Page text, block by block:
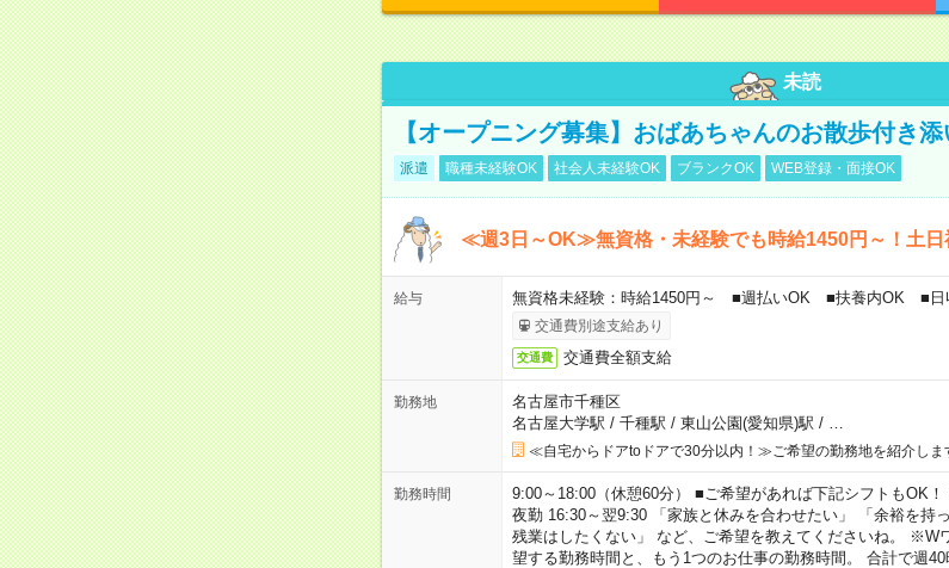
未読
【オープニング募集】おばあちゃんのお散歩付き
派遣 職種未経験OK 社会人未経験OK ブランクOK WEB登録・面接OK
≪週3日～OK≫無資格・未経験でも時給1450円～！土日
給与 無資格未経験：時給1450円～ ■週払いOK ■扶養内OK ■日
交通費別途支給あり
交通費 交通費全額支給
勤務地
名古屋市千種区
名古屋大学駅 / 千種駅 / 東山公園(愛知県)駅 /
≪自宅からドアtoドアで30分以内！≫ご希望の勤務地を紹介しま
勤務時間
9:00～18:00（休憩60分） ■ご希望があれば下記シフトもOK
夜勤 16:30～翌9:30 「家族と休みを合わせたい」 「余裕を持
残業はしたくない」 など、ご希望を教えてくださいね。 ※W
望する勤務時間と、もう1つのお仕事の勤務時間。 合計で週40